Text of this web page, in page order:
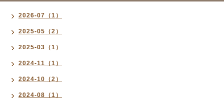
2026-07（1）
2025-05（2）
2025-03（1）
2024-11（1）
2024-10（2）
2024-08（1）